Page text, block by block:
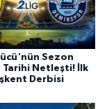
Sezon
Tarihi Netleşti! İlk
Derbisi